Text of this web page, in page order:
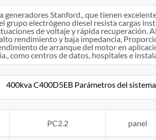
generadores Stanford., que tienen
grupo electrógeno diesel resista cargas
de voltaje y rápida recuperación.
rendimiento y baja impedancia,
de arranque del motor en
como centros de datos, hospitales e
400kva C400D5EB Parámetros del
PC2.2 panel